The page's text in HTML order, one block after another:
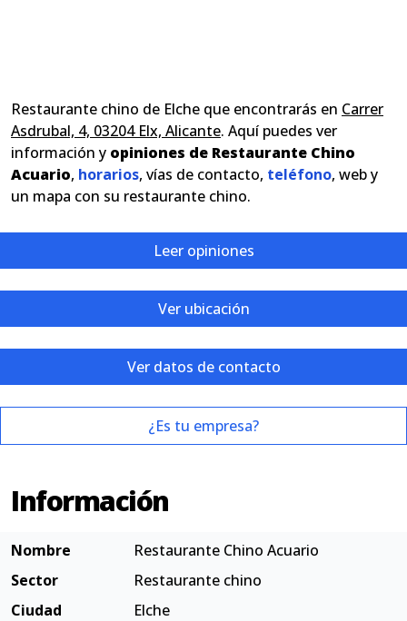
Restaurante chino de Elche que encontrarás en Carrer
Asdrubal, 4, 03204 Elx, Alicante. Aquí puedes ver
información y opiniones de Restaurante Chino
Acuario, horarios, vías de contacto, teléfono, web y
un mapa con su restaurante chino.
Leer opiniones
Ver ubicación
Ver datos de contacto
¿Es tu empresa?
Información
Nombre
Restaurante Chino Acuario
Sector
Restaurante chino
Ciudad
Elche